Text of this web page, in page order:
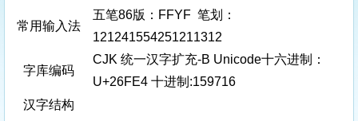
常用输入法
五笔86版：FFYF 笔划：
121241554251211312
字库编码
CJK 统一汉字扩充-B Unicode十六进制：
U+26FE4 十进制:159716
汉字结构